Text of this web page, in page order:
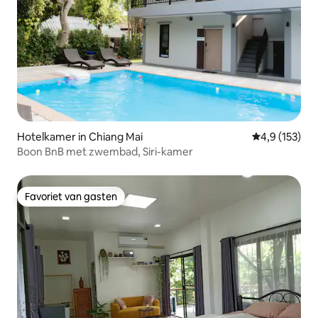
Hotelkamer in Chiang Mai Gemiddelde
4,9 (153)
Boon BnB met zwembad, Siri-kamer
Favoriet van gasten
Favoriet van gasten